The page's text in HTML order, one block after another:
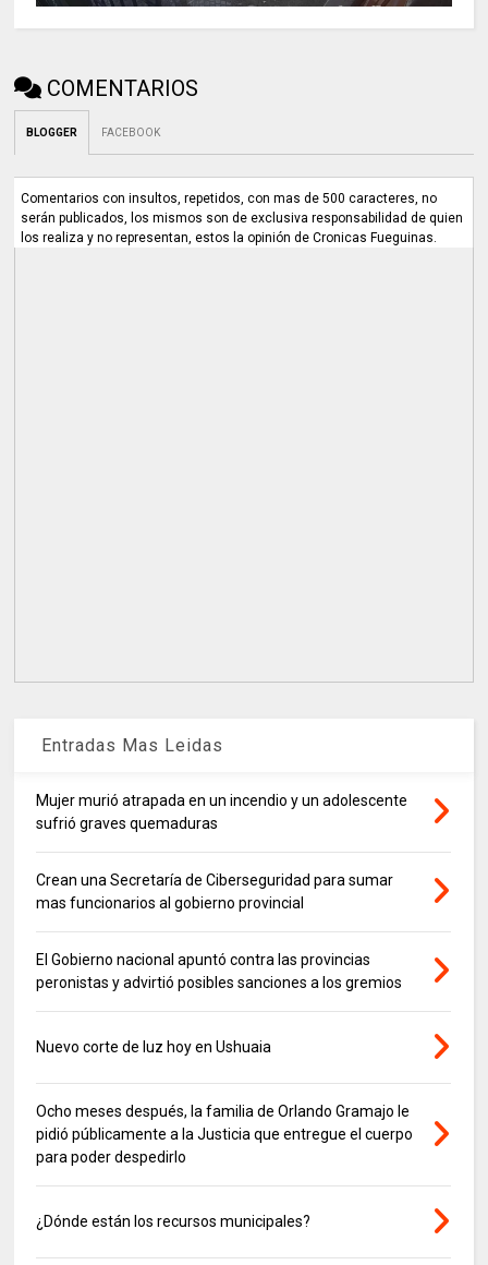
COMENTARIOS
BLOGGER FACEBOOK
Comentarios con insultos, repetidos, con mas de 500 caracteres, no
serán publicados, los mismos son de exclusiva responsabilidad de quien
los realiza y no representan, estos la opinión de Cronicas Fueguinas.
Entradas Mas Leidas
Mujer murió atrapada en un incendio y un adolescente
sufrió graves quemaduras
Crean una Secretaría de Ciberseguridad para sumar
mas funcionarios al gobierno provincial
El Gobierno nacional apuntó contra las provincias
peronistas y advirtió posibles sanciones a los gremios
Nuevo corte de luz hoy en Ushuaia
Ocho meses después, la familia de Orlando Gramajo le
pidió públicamente a la Justicia que entregue el cuerpo
para poder despedirlo
¿Dónde están los recursos municipales?